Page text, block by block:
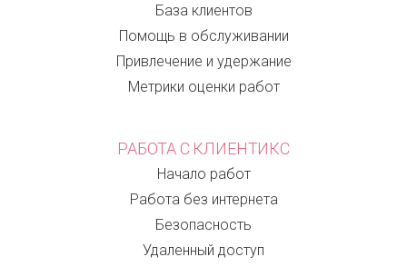
База клиентов
Помощь в обслуживании
Привлечение и удержание
Метрики оценки работ
РАБОТА С КЛИЕНТИКС
Начало работ
Работа без интернета
Безопасность
Удаленный доступ